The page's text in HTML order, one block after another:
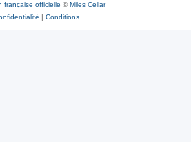
française officielle ©Miles Cellar
| Conditions